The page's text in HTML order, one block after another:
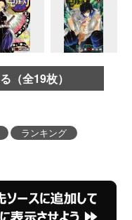
（全19枚）
ランキング